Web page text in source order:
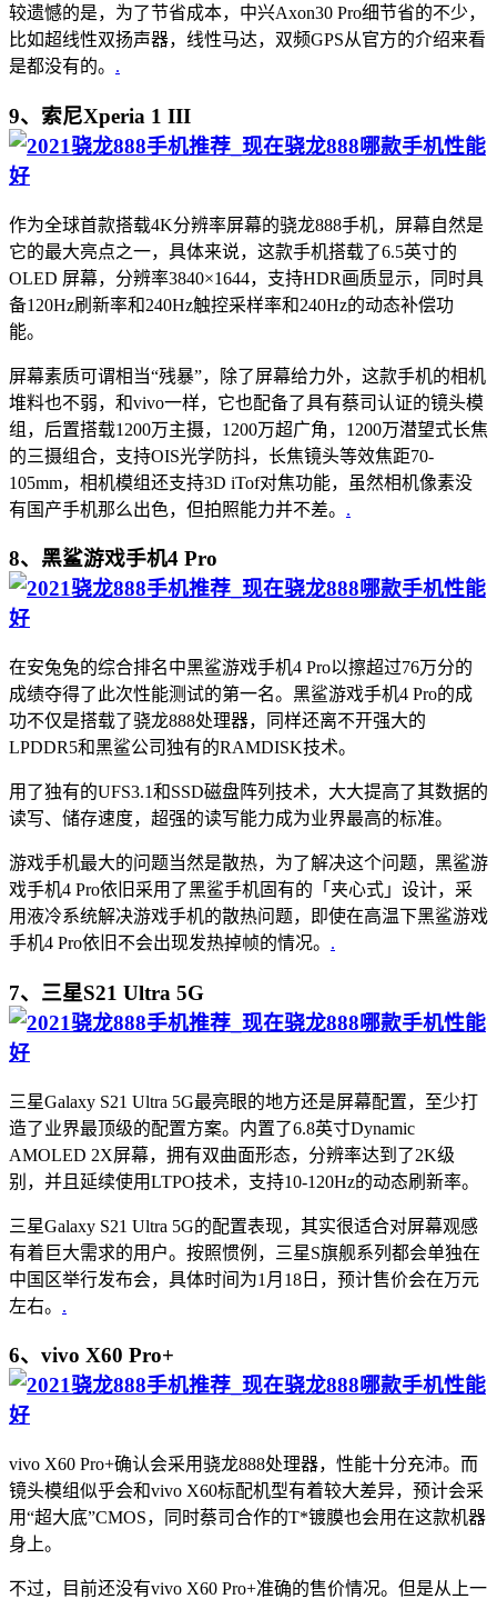
较遗憾的是，为了节省成本，中兴Axon30 Pro细节省的不少，
比如超线性双扬声器，线性马达，双频GPS从官方的介绍来看
是都没有的。 .
9、索尼Xperia 1 III
作为全球首款搭载4K分辨率屏幕的骁龙888手机，屏幕自然是
它的最大亮点之一，具体来说，这款手机搭载了6.5英寸的
OLED 屏幕，分辨率3840×1644，支持HDR画质显示，同时具
备120Hz刷新率和240Hz触控采样率和240Hz的动态补偿功
能。
屏幕素质可谓相当“残暴”，除了屏幕给力外，这款手机的相机
堆料也不弱，和vivo一样，它也配备了具有蔡司认证的镜头模
组，后置搭载1200万主摄，1200万超广角，1200万潜望式长焦
的三摄组合，支持OIS光学防抖，长焦镜头等效焦距70-
105mm，相机模组还支持3D iTof对焦功能，虽然相机像素没
有国产手机那么出色，但拍照能力并不差。 .
8、黑鲨游戏手机4 Pro
在安兔兔的综合排名中黑鲨游戏手机4 Pro以擦超过76万分的
成绩夺得了此次性能测试的第一名。黑鲨游戏手机4 Pro的成
功不仅是搭载了骁龙888处理器，同样还离不开强大的
LPDDR5和黑鲨公司独有的RAMDISK技术。
用了独有的UFS3.1和SSD磁盘阵列技术，大大提高了其数据的
读写、储存速度，超强的读写能力成为业界最高的标准。
游戏手机最大的问题当然是散热，为了解决这个问题，黑鲨游
戏手机4 Pro依旧采用了黑鲨手机固有的「夹心式」设计，采
用液冷系统解决游戏手机的散热问题，即使在高温下黑鲨游戏
手机4 Pro依旧不会出现发热掉帧的情况。 .
7、三星S21 Ultra 5G
三星Galaxy S21 Ultra 5G最亮眼的地方还是屏幕配置，至少打
造了业界最顶级的配置方案。内置了6.8英寸Dynamic
AMOLED 2X屏幕，拥有双曲面形态，分辨率达到了2K级
别，并且延续使用LTPO技术，支持10-120Hz的动态刷新率。
三星Galaxy S21 Ultra 5G的配置表现，其实很适合对屏幕观感
有着巨大需求的用户。按照惯例，三星S旗舰系列都会单独在
中国区举行发布会，具体时间为1月18日，预计售价会在万元
左右。 .
6、vivo X60 Pro+
vivo X60 Pro+确认会采用骁龙888处理器，性能十分充沛。而
镜头模组似乎会和vivo X60标配机型有着较大差异，预计会采
用“超大底”CMOS，同时蔡司合作的T*镀膜也会用在这款机器
身上。
不过，目前还没有vivo X60 Pro+准确的售价情况。但是从上一